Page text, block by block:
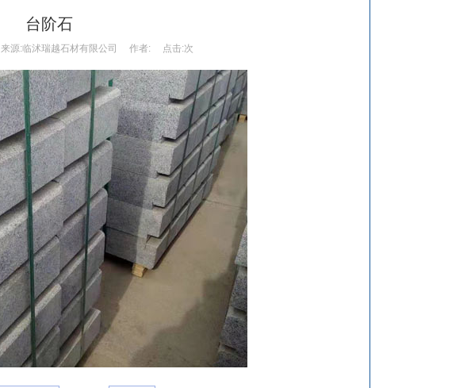
台阶石
来源:临沭瑞越石材有限公司 作者: 点击:次